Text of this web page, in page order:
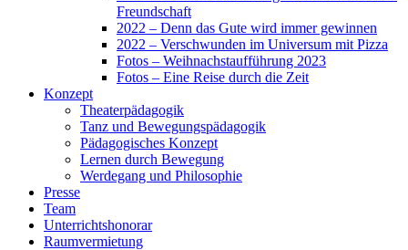
Freundschaft
2022 – Denn das Gute wird immer gewinnen
2022 – Verschwunden im Universum mit Pizza
Fotos – Weihnachstaufführung 2023
Fotos – Eine Reise durch die Zeit
Konzept
Theaterpädagogik
Tanz und Bewegungspädagogik
Pädagogisches Konzept
Lernen durch Bewegung
Werdegang und Philosophie
Presse
Team
Unterrichtshonorar
Raumvermietung